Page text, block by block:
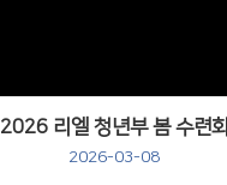
2026 리엘 청년부 봄 수련회
2026-03-08